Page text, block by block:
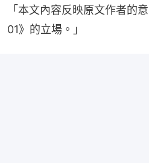
「本文內容反映原文作者的
01》的立場。」